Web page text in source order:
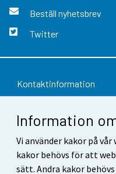
Information
Vi använder kakor på
kakor behövs för att
sätt. Andra kakor
Beställ nyhetsbrev
Twitter
Kontaktinformation
Dataskydd